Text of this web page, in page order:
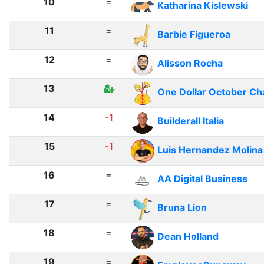
Katharina Kislewski
11 = Barbie Figueroa
12 = Alisson Rocha
13 One Dollar October
14 -1 Builderall Italia
15 -1 Luis Hernandez Molina
16 = AA Digital Business
17 = Bruna Lion
18 = Dean Holland
19 =